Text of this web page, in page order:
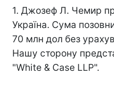
1. Джозеф Л. Чемир
Україна. Сума
70 млн дол без
Нашу сторону
"White & Case LLP".